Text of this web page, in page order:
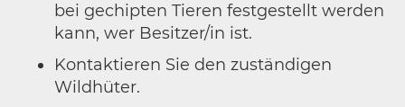
bei gechipten Tieren festgestellt werden
kann, wer Besitzer/in ist.
Kontaktieren Sie den zuständigen
Wildhüter.